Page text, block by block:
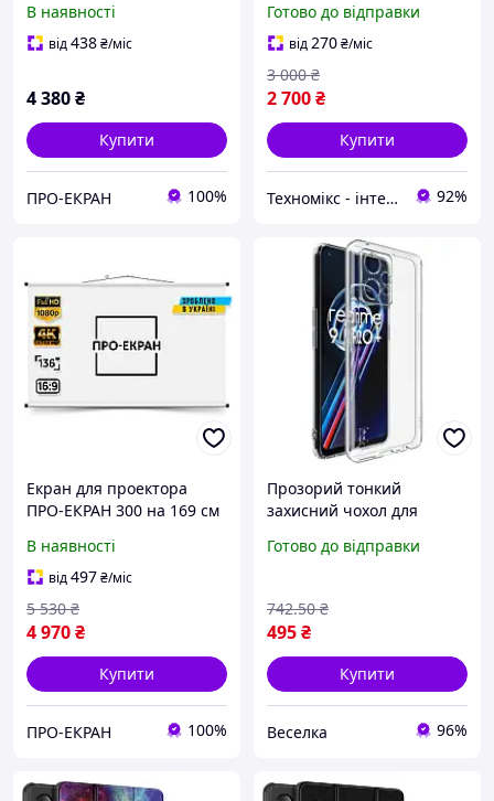
В наявності
від438₴/міс
4 380₴
Купити
ПРО-ЕКРАН 100%
регульований нахил на
135°, гладка сенсорна
панель AG-Glass
Готово до відправки
від270₴/міс
2 700₴
3 000 ₴
Купити
Техномікс - інтернет - магазин якісної техніки, електроніки та інших товарів для дому та роботи 92%
Екран для проектора
ПРО-ЕКРАН 300 на 169 см
В наявності
від497₴/міс
4 970₴
5 530 ₴
Купити
ПРО-ЕКРАН 100%
Прозорий тонкий
захисний чохол для
універсальний для
FLAME
Готово до відправки
495₴
742.50 ₴
Купити
Веселка 96%